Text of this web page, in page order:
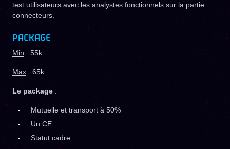
test utilisateurs avec les analystes fonctionnels sur la partie
connecteurs.
PACKAGE
Min : 55k
Max : 65k
Le package :
Mutuelle et transport à 50%
Un CE
Statut cadre